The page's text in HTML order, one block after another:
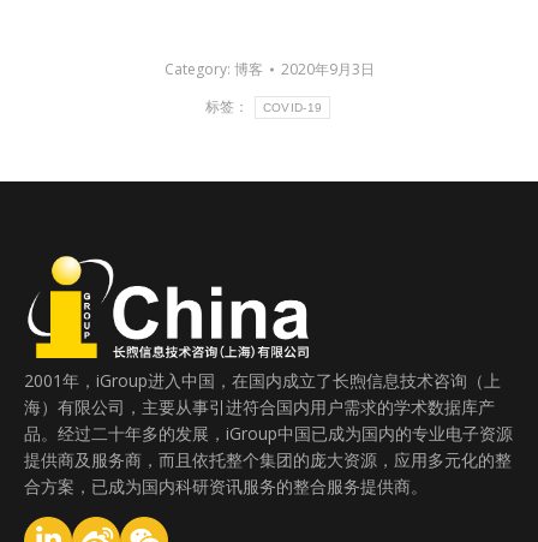
Category: 博客
2020年9月3日
标签：
COVID-19
2001年，iGroup进入中国，在国内成立了长煦信息技术咨询（上
海）有限公司，主要从事引进符合国内用户需求的学术数据库产
品。经过二十年多的发展，iGroup中国已成为国内的专业电子资源
提供商及服务商，而且依托整个集团的庞大资源，应用多元化的整
合方案，已成为国内科研资讯服务的整合服务提供商。